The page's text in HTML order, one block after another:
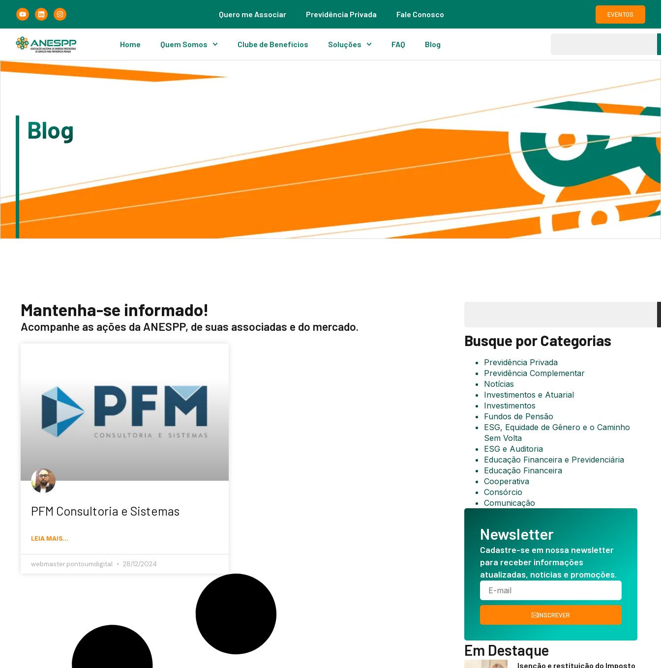
Quero me Associar Previdência Privada Fale Conosco EVENTOS
Home Quem Somos Clube de Benefícios Soluções FAQ Blog
Blog
Mantenha-se informado!
Acompanhe as ações da ANESPP, de suas associadas e do mercado.
PFM Consultoria e Sistemas
LEIA MAIS...
webmaster.pontoumdigital 28/12/2024
Busque por Categorias
Previdência Privada
Previdência Complementar
Notícias
Investimentos e Atuarial
Investimentos
Fundos de Pensão
ESG, Equidade de Gênero e o Caminho
Sem Volta
ESG e Auditoria
Educação Financeira e Previdenciária
Educação Financeira
Cooperativa
Consórcio
Comunicação
Newsletter
Cadastre-se em nossa newsletter
para receber informações
atualizadas, notícias e promoções.
INSCREVER
Em Destaque
Isenção e restituição do Imposto